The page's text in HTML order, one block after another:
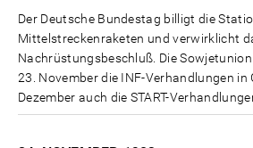
Der Deutsche Bundestag billigt die
Mittelstreckenraketen und verwirklicht
Nachrüstungsbeschluß. Die
23. November die INF-Verhandlungen in
Dezember auch die START-